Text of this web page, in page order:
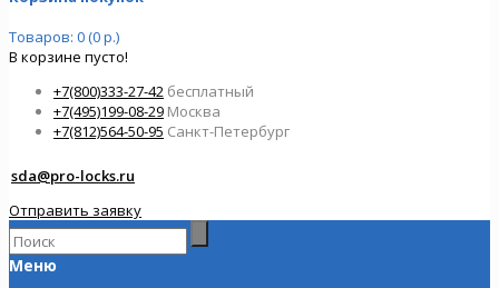
Товаров: 0 (0 р.)
В корзине пусто!
+7(800)333-27-42 бесплатный
+7(495)199-08-29 Москва
+7(812)564-50-95 Санкт-Петербург
sda@pro-locks.ru
Отправить заявку
Меню